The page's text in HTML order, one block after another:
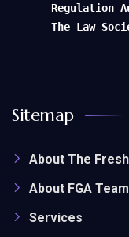
Regulation
The Law
Sitemap
About The
About FGA Team
Services